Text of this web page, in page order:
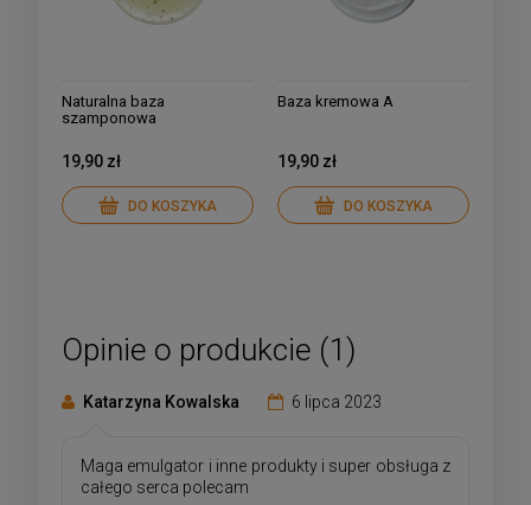
Naturalna baza
szamponowa
19,90 zł
DO KOSZYKA
Baza kremowa A
19,90 zł
DO KOSZYKA
Opinie o produkcie (1)
Katarzyna Kowalska 6 lipca 2023
Maga emulgator i inne produkty i super obsługa z
całego serca polecam